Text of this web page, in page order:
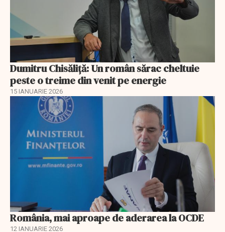
Dumitru Chisăliţă: Un român sărac cheltuie
peste o treime din venit pe energie
15 IANUARIE 2026
România, mai aproape de aderarea la OCDE
12 IANUARIE 2026